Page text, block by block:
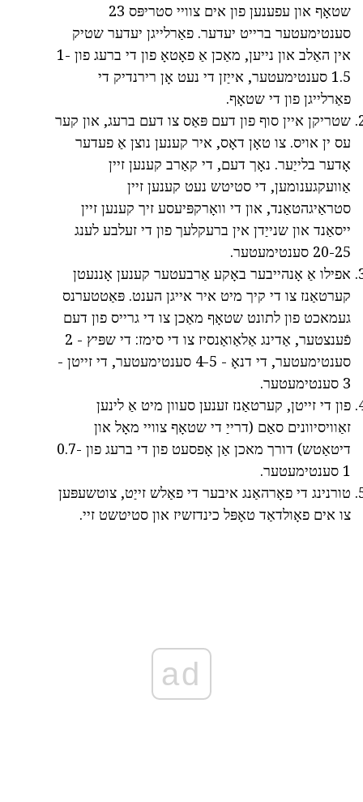
שטאָף און עפענען פון אים צוויי סטריפּס 23
סענטימעטער ברייט יעדער. פאַרלייגן יעדער שטיק
אין האַלב און נייען, מאַכן אַ פאָטאָ פון די ברעג פון 1-
1.5 סענטימעטער, אייַזן די נעט אָן רירנדיק די
פאַרלייגן פון די שטאָף.
שטריקן איין סוף פון דעם פּאַס צו דעם ברעג, און קער
עס ין אויס. צו טאָן דאָס, איר קענען נוצן אַ פעדער
אָדער בלייַער. נאָך דעם, די קאַרב קענען זיין
אַוועקגענומען, די סטיטש נעט קענען זיין
סטראַיגהטאַנד, און די וואָרקפּיעסע זיך קענען זיין
ייסאַנד און שנייַדן אין ברעקלעך פון די זעלבע לענג
20-25 סענטימעטער.
אפילו אַ אָנהייבער באָקע אַרבעטער קענען אָננעטן
קערטאַנז צו די קיך מיט איר אייגן הענט. פּאַטטערנס
געמאכט פון לתונט שטאָף מאַכן צו די גרייס פון דעם
פֿענצטער, אַדינג אַלאַואַנסיז צו די סימז: די שפּיץ - 2
סענטימעטער, די דנאָ - 4-5 סענטימעטער, די זייטן -
3 סענטימעטער.
פון די זייטן, קערטאַנז זענען סעוון מיט אַ לינען
זאַוויסיוונים סאַם (דרייַ די שטאָף צוויי מאָל און
דיטאַטש) דורך מאכן אַן אָפסעט פון די ברעג פון 0.7-
1 סענטימעטער.
טורנינג די פאָרהאַנג איבער די פאַלש זייַט, צוטשעפּען
צו אים פאָולדאַד טאָפּל כינדזשיז און סטיטשט זיי.
ad